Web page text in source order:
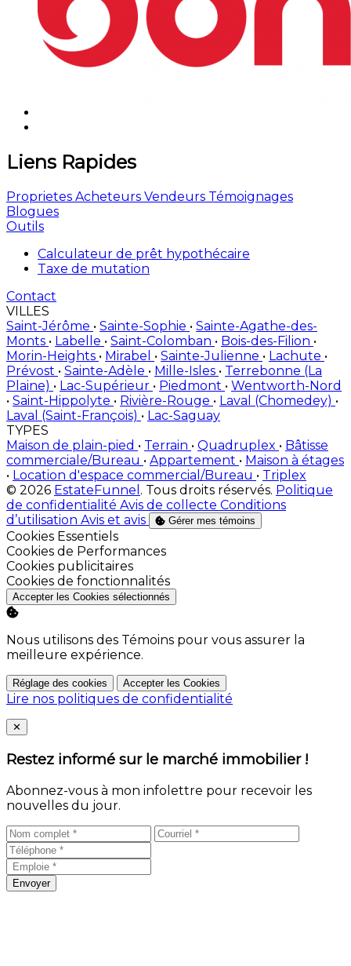
Liens Rapides
Proprietes Acheteurs Vendeurs Témoignages
Blogues
Outils
Calculateur de prêt hypothécaire
Taxe de mutation
Contact
VILLES
Saint-Jérôme • Sainte-Sophie • Sainte-Agathe-des-
Monts • Labelle • Saint-Colomban • Bois-des-Filion •
Morin-Heights • Mirabel • Sainte-Julienne • Lachute •
Prévost • Sainte-Adèle • Mille-Isles • Terrebonne (La
Plaine) • Lac-Supérieur • Piedmont • Wentworth-Nord
• Saint-Hippolyte • Rivière-Rouge • Laval (Chomedey) •
Laval (Saint-François) • Lac-Saguay
TYPES
Maison de plain-pied • Terrain • Quadruplex • Bâtisse
commerciale/Bureau • Appartement • Maison à étages
• Location d'espace commercial/Bureau • Triplex
© 2026 EstateFunnel . Tous droits réservés. Politique
de confidentialité Avis de collecte Conditions
d’utilisation Avis et avis Gérer mes témoins
Activer
Cookies Essentiels
Activer
Cookies de Performances
Activer
Cookies publicitaires
Activer
Cookies de fonctionnalités
Accepter les Cookies sélectionnés
Nous utilisons des Témoins pour vous assurer la
meilleure expérience.
Réglage des cookies Accepter les Cookies
Lire nos politiques de confidentialité
Close
✕
Restez informé sur le marché immobilier !
Abonnez-vous à mon infolettre pour recevoir les
nouvelles du jour.
Envoyer